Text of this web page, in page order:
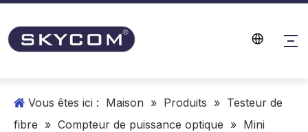
Vous êtes ici : Maison » Produits » Testeur de
fibre » Compteur de puissance optique » Mini